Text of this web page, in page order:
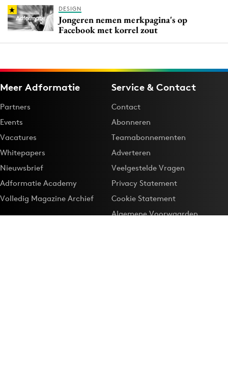
DESIGN
Jongeren nemen merkpagina's op
Facebook met korrel zout
Meer Adformatie
Partners
Events
Vacatures
Whitepapers
Nieuwsbrief
Adformatie Academy
Volledig Magazine Archief
Service & Contact
Contact
Abonneren
Teamabonnementen
Adverteren
Veelgestelde Vragen
Privacy Statement
Cookie Statement
Algemene Voorwaarden